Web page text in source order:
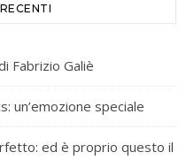
Fabrizio Galiè
un’emozione speciale
ed è proprio questo il